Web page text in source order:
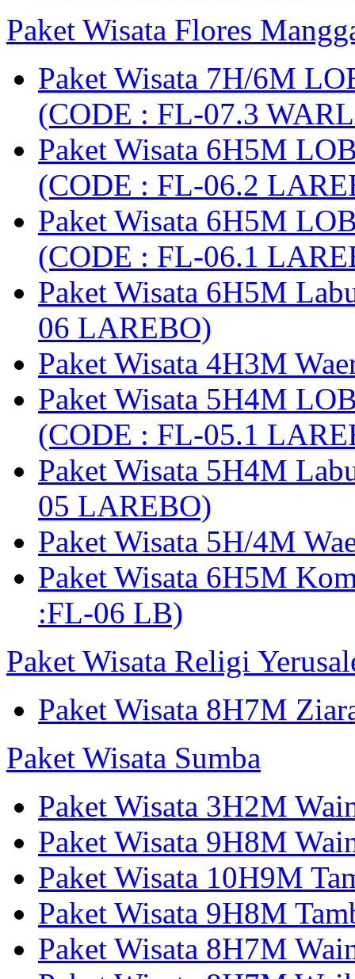
Paket Wisata Flores
Paket Wisata 7H/6M
(CODE : FL-07.3
Paket Wisata 6H5M
(CODE : FL-06.2
Paket Wisata 6H5M
(CODE : FL-06.1
Paket Wisata 6H5M
06 LAREBO)
Paket Wisata 4H3M
Paket Wisata 5H4M
(CODE : FL-05.1
Paket Wisata 5H4M
05 LAREBO)
Paket Wisata 5H/4M
Paket Wisata 6H5M
:FL-06 LB)
Paket Wisata Religi
Paket Wisata 8H7M
Paket Wisata Sumba
Paket Wisata 3H2M
Paket Wisata 9H8M
Paket Wisata 10H9M
Paket Wisata 9H8M
Paket Wisata 8H7M